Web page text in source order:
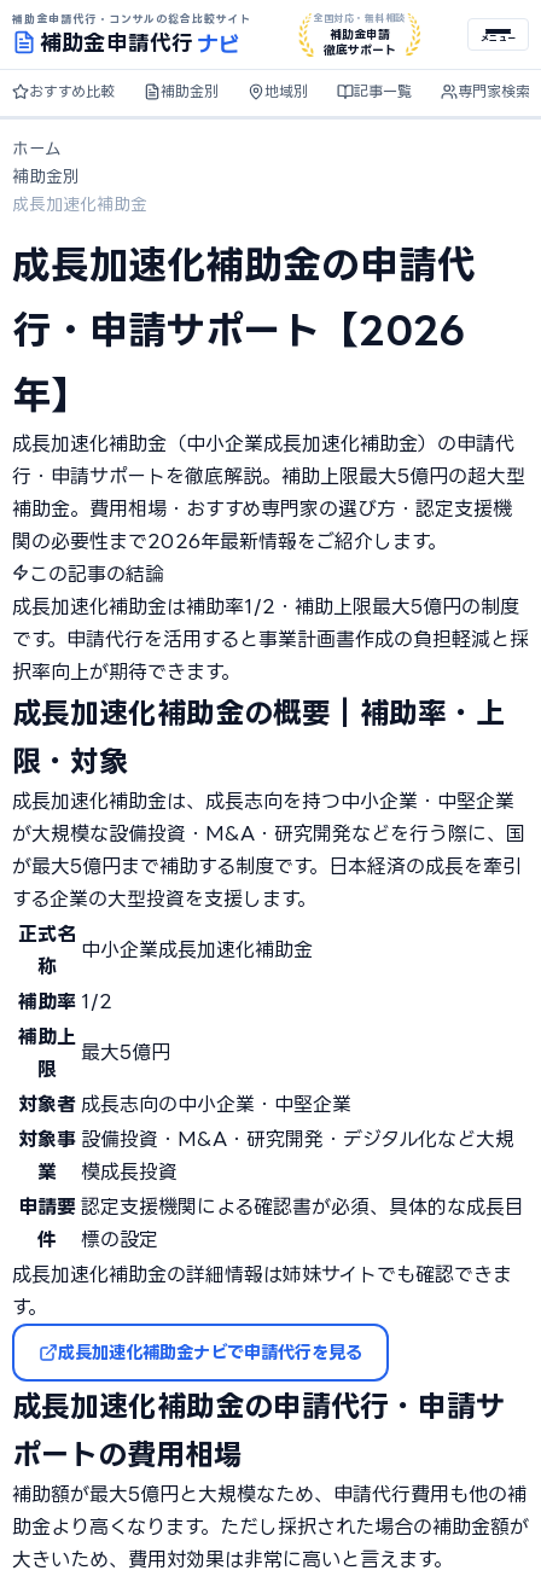
補助金申請代行・コンサルの総合比較サイト
補助金申請代行 ナビ
全国対応・無料相談
補助金申請
徹底サポート
メニュー
おすすめ比較 補助金別 地域別 記事一覧 専門家検索
ホーム
補助金別
成長加速化補助金
成長加速化補助金の申請代
行・申請サポート【2026
年】
成長加速化補助金（中小企業成長加速化補助金）の申請代
行・申請サポートを徹底解説。補助上限最大5億円の超大型
補助金。費用相場・おすすめ専門家の選び方・認定支援機
関の必要性まで2026年最新情報をご紹介します。
この記事の結論
成長加速化補助金は補助率1/2・補助上限最大5億円の制度
です。申請代行を活用すると事業計画書作成の負担軽減と採
択率向上が期待できます。
成長加速化補助金の概要｜補助率・上
限・対象
成長加速化補助金は、成長志向を持つ中小企業・中堅企業
が大規模な設備投資・M&A・研究開発などを行う際に、国
が最大5億円まで補助する制度です。日本経済の成長を牽引
する企業の大型投資を支援します。
正式名
称
中小企業成長加速化補助金
補助率 1/2
補助上
限
最大5億円
対象者 成長志向の中小企業・中堅企業
対象事
業
設備投資・M&A・研究開発・デジタル化など大規
模成長投資
申請要
件
認定支援機関による確認書が必須、具体的な成長目
標の設定
成長加速化補助金の詳細情報は姉妹サイトでも確認できま
す。
成長加速化補助金ナビで申請代行を見る
成長加速化補助金の申請代行・申請サ
ポートの費用相場
補助額が最大5億円と大規模なため、申請代行費用も他の補
助金より高くなります。ただし採択された場合の補助金額が
大きいため、費用対効果は非常に高いと言えます。